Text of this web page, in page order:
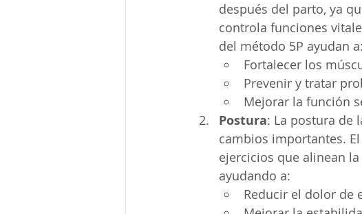
después del parto, ya
controla funciones
del método 5P ayudan a:
Fortalecer los
Prevenir y tratar
Mejorar la función
Postura: La postura de
cambios importantes.
ejercicios que alinean
ayudando a:
Reducir el dolor de